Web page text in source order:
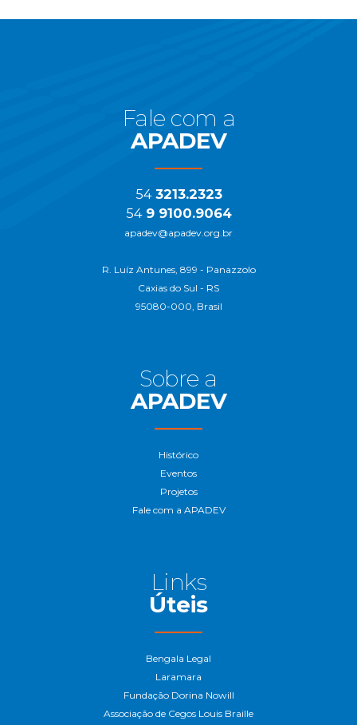
Fale com a
APADEV
54 3213.2323
54 9 9100.9064
apadev@apadev.org.br
R. Luíz Antunes, 899 - Panazzolo
Caxias do Sul - RS
95080-000, Brasil
Sobre a
APADEV
Histórico
Eventos
Projetos
Fale com a APADEV
Links
Úteis
Bengala Legal
Laramara
Fundação Dorina Nowill
Associação de Cegos Louis Braille